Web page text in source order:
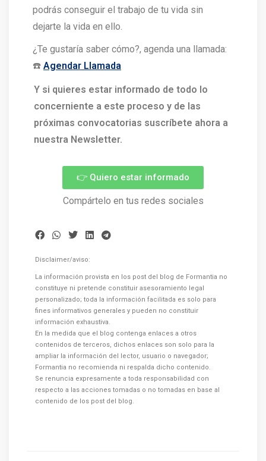
podrás conseguir el trabajo de tu vida sin
dejarte la vida en ello.
¿Te gustaría saber cómo?, agenda una llamada:
☎️ Agendar Llamada
Y si quieres estar informado de todo lo
concerniente a este proceso y de las
próximas convocatorias suscríbete ahora a
nuestra Newsletter.
👉 Quiero estar informado
Compártelo en tus redes sociales
Disclaimer/aviso:
La información provista en los post del blog de Formantia no
constituye ni pretende constituir asesoramiento legal
personalizado; toda la información facilitada es solo para
fines informativos generales y pueden no constituir
información exhaustiva.
En la medida que el blog contenga enlaces a otros
contenidos de terceros, dichos enlaces son solo para la
ampliar la información del lector, usuario o navegador;
Formantia no recomienda ni respalda dicho contenido.
Se renuncia expresamente a toda responsabilidad con
respecto a las acciones tomadas o no tomadas en base al
contenido de los post del blog.